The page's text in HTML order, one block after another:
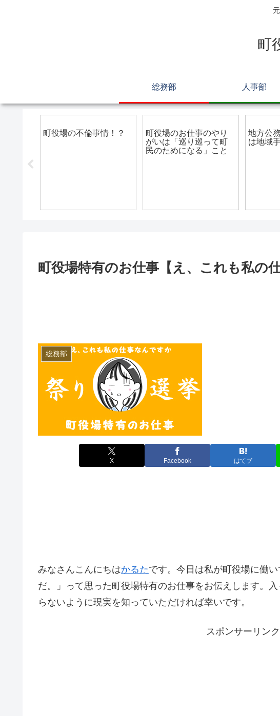
町
総務部 人事部
町役場の不倫事情！？
町役場のお仕事のやり
がいは「巡り巡って町
民のためになる」こと
地方公
は地域
町役場特有のお仕事【え、これも私の
総務部
X Facebook はてブ
みなさんこんにちはかるたです。今日は私が町役場に働
だ。」って思った町役場特有のお仕事をお伝えします。
らないように現実を知っていただければ幸いです。
スポンサーリンク